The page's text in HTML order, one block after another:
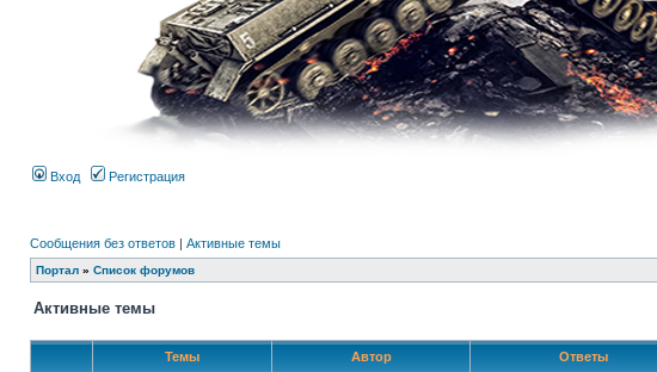
Вход Регистрация
Сообщения без ответов | Активные темы
Портал » Список форумов
Активные темы
Темы Автор Ответы